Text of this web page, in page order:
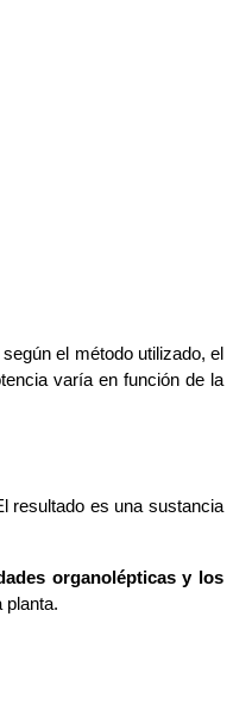
el método utilizado, el
resultado es una sustancia
organolépticas y los
planta.